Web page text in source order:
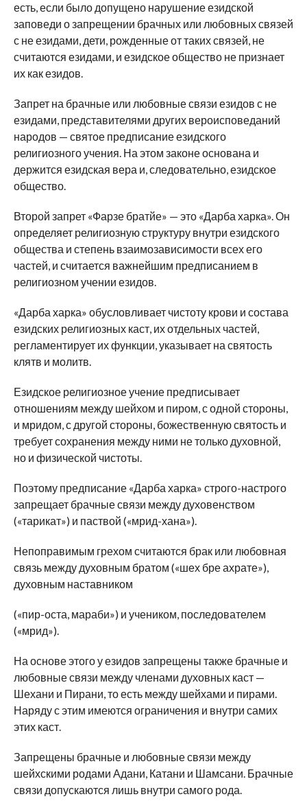
есть, если было допущено нарушение езидской
заповеди о запрещении брачных или любовных связей
с не езидами, дети, рожденные от таких связей, не
считаются езидами, и езидское общество не признает
их как езидов.
Запрет на брачные или любовные связи езидов с не
езидами, представителями других вероисповеданий
народов — святое предписание езидского
религиозного учения. На этом законе основана и
держится езидская вера и, следовательно, езидское
общество.
Второй запрет «Фарзе братйе» — это «Дарба харка». Он
определяет религиозную структуру внутри езидского
общества и степень взаимозависимости всех его
частей, и считается важнейшим предписанием в
религиозном учении езидов.
«Дарба харка» обусловливает чистоту крови и состава
езидских религиозных каст, их отдельных частей,
регламентирует их функции, указывает на святость
клятв и молитв.
Езидское религиозное учение предписывает
отношениям между шейхом и пиром, с одной стороны,
и мридом, с другой стороны, божественную святость и
требует сохранения между ними не только духовной,
но и физической чистоты.
Поэтому предписание «Дарба харка» строго-настрого
запрещает брачные связи между духовенством
(«тарикат») и паствой («мрид-хана»).
Непоправимым грехом считаются брак или любовная
связь между духовным братом («шех бре ахрате»),
духовным наставником
(«пир-оста, мараби») и учеником, последователем
(«мрид»).
На основе этого у езидов запрещены также брачные и
любовные связи между членами духовных каст —
Шехани и Пирани, то есть между шейхами и пирами.
Наряду с этим имеются ограничения и внутри самих
этих каст.
Запрещены брачные и любовные связи между
шейхскими родами Адани, Катани и Шамсани. Брачные
связи допускаются лишь внутри самого рода.